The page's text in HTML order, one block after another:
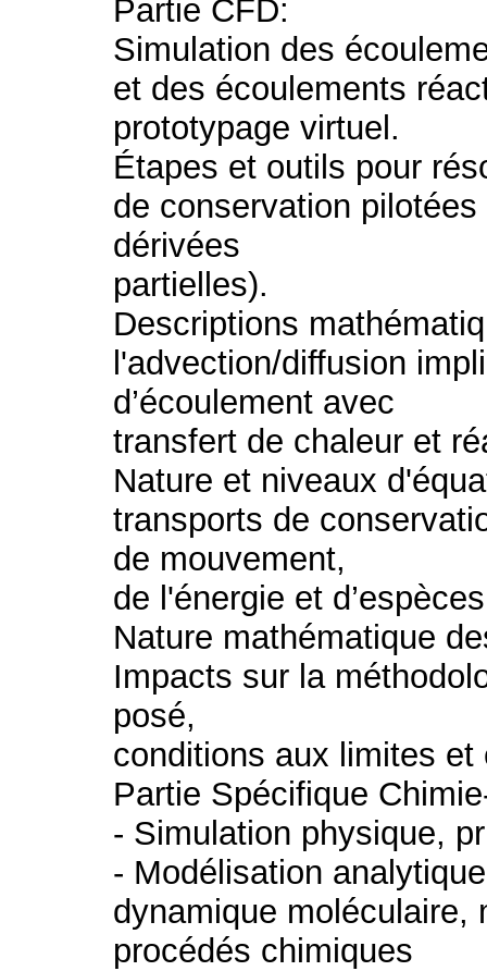
Partie CFD:
Simulation des
et des écoulements
prototypage virtuel.
Étapes et outils pour
de conservation
dérivées
partielles).
Descriptions
l'advection/diffusion
d’écoulement avec
transfert de chaleur et
Nature et niveaux
transports de
de mouvement,
de l'énergie et
Nature mathématique
Impacts sur la
posé,
conditions aux limites
Partie Spécifique
- Simulation physique,
- Modélisation
dynamique moléculaire,
procédés chimiques